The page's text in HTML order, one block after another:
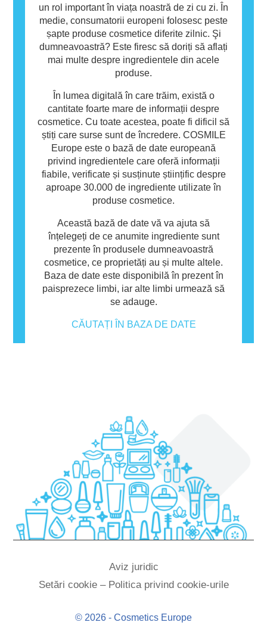
utilizarea de către alte persoane.
un rol important în viața noastră de zi cu zi. În
medie, consumatorii europeni folosesc peste
șapte produse cosmetice diferite zilnic. Şi
dumneavoastră? Este firesc să doriți să aflați
mai multe despre ingredientele din acele
produse.
În lumea digitală în care trăim, există o
cantitate foarte mare de informații despre
cosmetice. Cu toate acestea, poate fi dificil să
știți care surse sunt de încredere. COSMILE
Europe este o bază de date europeană
privind ingredientele care oferă informații
fiabile, verificate și susținute științific despre
aproape 30.000 de ingrediente utilizate în
produse cosmetice.
Această bază de date vă va ajuta să
înțelegeți de ce anumite ingrediente sunt
prezente în produsele dumneavoastră
cosmetice, ce proprietăți au și multe altele.
Baza de date este disponibilă în prezent în
paisprezece limbi, iar alte limbi urmează să
se adauge.
CĂUTAȚI ÎN BAZA DE DATE
Aviz juridic
Setări cookie – Politica privind cookie-urile
© 2026 - Cosmetics Europe